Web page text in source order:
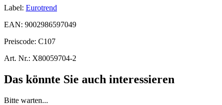
Label: Eurotrend
EAN: 9002986597049
Preiscode: C107
Art. Nr.: X80059704-2
Das könnte Sie auch interessieren
Bitte warten...